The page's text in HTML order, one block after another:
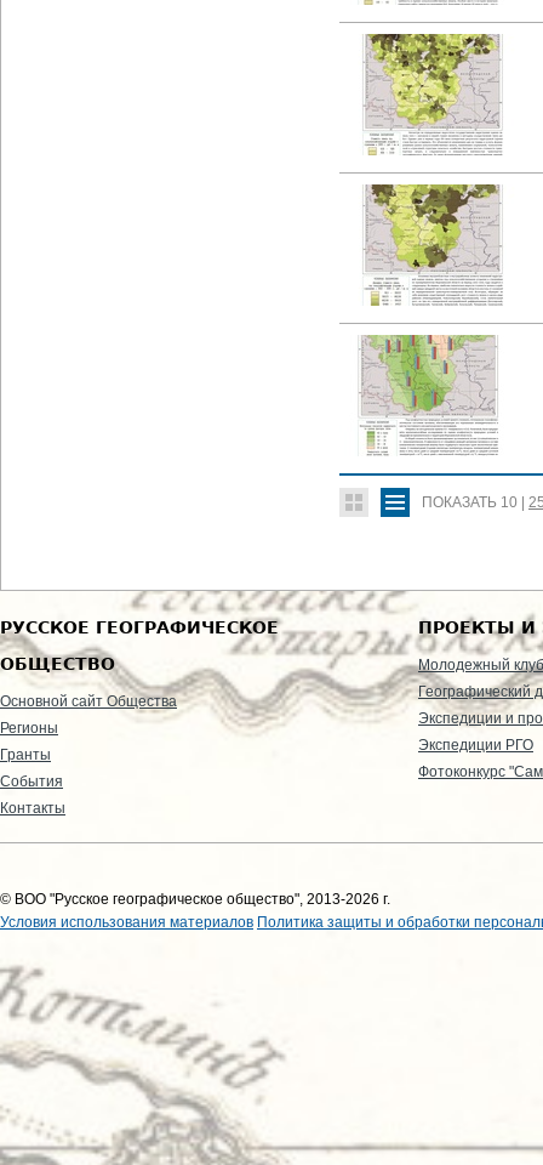
ПОКАЗАТЬ 10
РУССКОЕ ГЕОГРАФИЧЕСКОЕ
ОБЩЕСТВО
Основной сайт Общества
Регионы
Гранты
События
Контакты
ПРОЕКТЫ И
Молодежный клуб
Географический
Экспедиции и
Экспедиции РГО
Фотоконкурс
© ВОО "Русское географическое общество", 2013-2026 г.
Условия использования материалов Политика защиты и обработки